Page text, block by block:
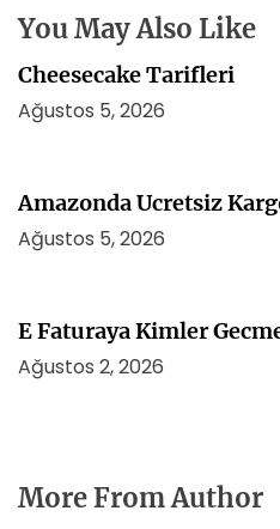
i
You May Also Like
Cheesecake Tarifleri
Ağustos 5, 2026
Amazonda Ucretsiz
Ağustos 5, 2026
E Faturaya Kimler
Ağustos 2, 2026
More From Author